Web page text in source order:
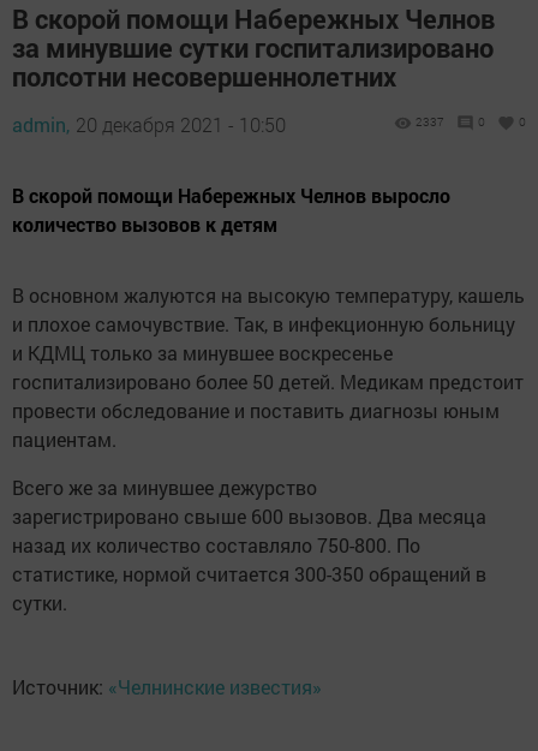
В скорой помощи Набережных Челнов
за минувшие сутки госпитализировано
полсотни несовершеннолетних
admin, 20 декабря 2021 - 10:50 2337 0 0
В скорой помощи Набережных Челнов выросло
количество вызовов к детям
В основном жалуются на высокую температуру, кашель
и плохое самочувствие. Так, в инфекционную больницу
и КДМЦ только за минувшее воскресенье
госпитализировано более 50 детей. Медикам предстоит
провести обследование и поставить диагнозы юным
пациентам.
Всего же за минувшее дежурство
зарегистрировано свыше 600 вызовов. Два месяца
назад их количество составляло 750-800. По
статистике, нормой считается 300-350 обращений в
сутки.
Источник: «Челнинские известия»